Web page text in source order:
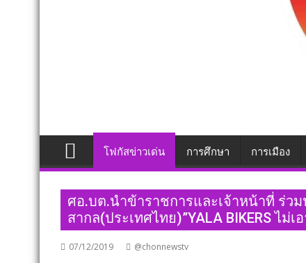
โฟกัสข่าวเด่น การศึกษา การเมือง
ศอ.บต.นำข้าราชการและเจ้าหน้าที่ ร่
สากล(ประเทศไทย)”YALA BIKERS ไม่เ
07/12/2019 @chonnewstv